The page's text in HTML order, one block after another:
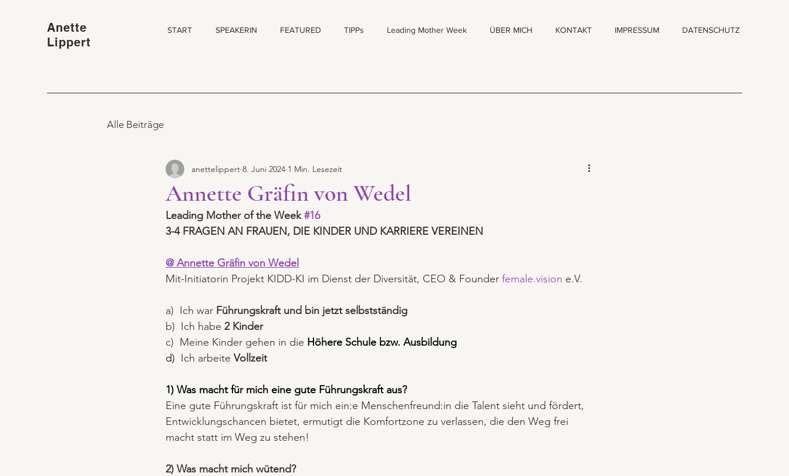
Anette
Lippert
START SPEAKERIN FEATURED TIPPs Leading Mother Week ÜBER MICH KONTAKT IMPRESSUM DATENSCHUTZ
Alle Beiträge
Annette Gräfin von Wedel
anettelippert 8. Juni 2024 1 Min. Lesezeit
Leading Mother of the Week #16
3-4 FRAGEN AN FRAUEN, DIE KINDER UND KARRIERE VEREINEN
@ Annette Gräfin von Wedel
Mit-Initiatorin Projekt KIDD-KI im Dienst der Diversität, CEO & Founder female.vision e.V.
a)  Ich war Führungskraft und bin jetzt selbstständig
b)  Ich habe 2 Kinder
c)  Meine Kinder gehen in die Höhere Schule bzw. Ausbildung
d) Ich arbeite Vollzeit
1) Was macht für mich eine gute Führungskraft aus?
Eine gute Führungskraft ist für mich ein:e Menschenfreund:in die Talent sieht und fördert,
Entwicklungschancen bietet, ermutigt die Komfortzone zu verlassen, die den Weg frei
macht statt im Weg zu stehen!
2) Was macht mich wütend?